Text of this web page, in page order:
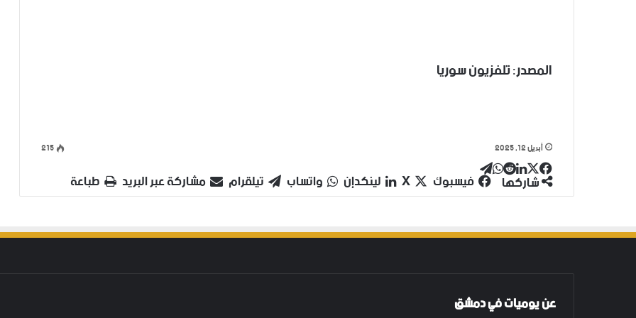
المصدر: تلفزيون سوريا
أبريل 12, 2025 215
فيسبوك‫Xلينكدإن
واتساب
تيلقرام شاركها فيسبوك ‫X لينكدإن واتساب تيلقرام مشاركة عبر البريد طباعة
عن يوميات في دمشق